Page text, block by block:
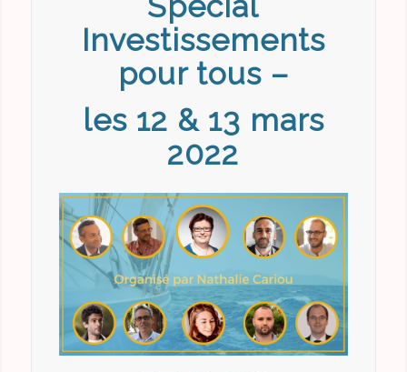
Investissements
pour tous –
les 12 & 13 mars
2022